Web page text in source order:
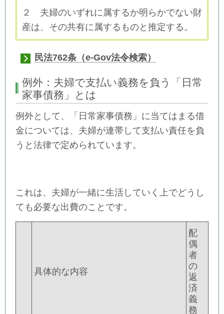
２ 夫婦のいずれに属するか明らかでない財
産は、その共有に属するものと推定する。
民法762条（e-Gov法令検索）
例外：夫婦で支払い義務を負う「日常
家事債務」とは
例外として、「日常家事債務」に当てはまる借
金については、夫婦が連帯して支払い責任を負
うと法律で定められています。
これは、夫婦が一緒に生活していく上でどうし
ても必要な出費のことです。
具体的な内容
配
偶
者
の
返
済
義
務